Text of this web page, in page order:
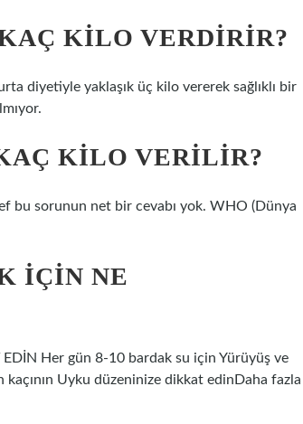
KILO VERDIRIR?
diyetiyle yaklaşık üç kilo vererek sağlıklı bir
KILO VERILIR?
bu sorunun net bir cevabı yok. WHO (Dünya
IÇIN NE
EDİN Her gün 8-10 bardak su için Yürüyüş ve
kaçının Uyku düzeninize dikkat edinDaha fazla